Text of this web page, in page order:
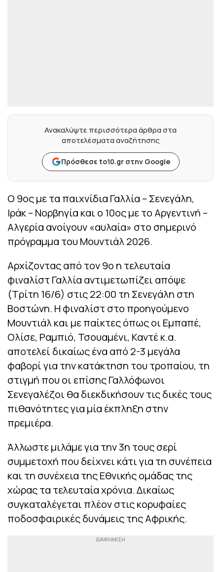
Ανακαλύψτε περισσότερα άρθρα στα
αποτελέσματα αναζήτησης
Πρόσθεσε to10.gr στην Google
Ο 9ος με τα παιχνίδια Γαλλία – Σενεγάλη,
Ιράκ – Νορβηγία και ο 10ος με το Αργεντινή –
Αλγερία ανοίγουν «αυλαία» στο σημερινό
πρόγραμμα του Μουντιάλ 2026.
Αρχίζοντας από τον 9ο η τελευταία
φιναλίστ Γαλλία αντιμετωπίζει απόψε
(Τρίτη 16/6) στις 22:00 τη Σενεγάλη στη
Βοστώνη. H φιναλίστ στο προηγούμενο
Μουντιάλ και με παίκτες όπως οι Εμπαπέ,
Ολίσε, Ραμπιό, Τσουαμένι, Καντέ κ.α.
αποτελεί δικαίως ένα από 2-3 μεγάλα
φαβορί για την κατάκτηση του τροπαίου, τη
στιγμή που οι επίσης Γαλλόφωνοι
Σενεγαλέζοι θα διεκδικήσουν τις δικές τους
πιθανότητες για μία έκπληξη στην
πρεμιέρα.
Άλλωστε μιλάμε για την 3η τους σερί
συμμετοχή που δείχνει κάτι για τη συνέπεια
και τη συνέχεια της Εθνικής ομάδας της
χώρας τα τελευταία χρόνια. Δικαίως
συγκαταλέγεται πλέον στις κορυφαίες
ποδοσφαιρικές δυνάμεις της Αφρικής.